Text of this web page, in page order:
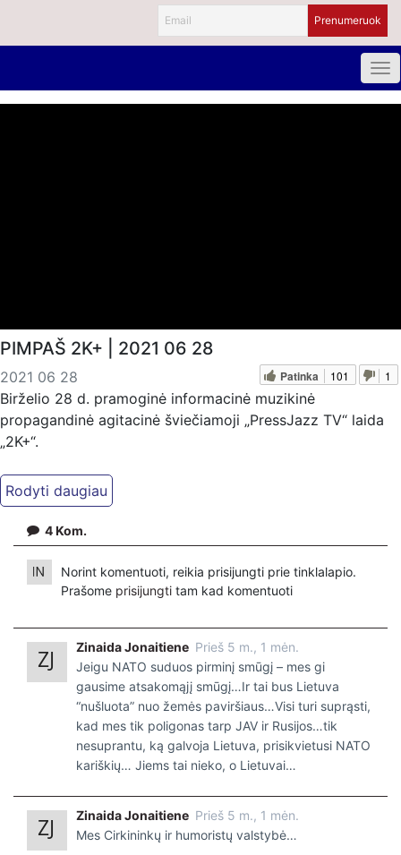
PIMPAŠ 2K+ | 2021 06 28
2021 06 28 Patinka 101 1
Birželio 28 d. pramoginė informacinė muzikinė
propagandinė agitacinė šviečiamoji „PressJazz TV“ laida
„2K+“.
4Kom.
Norint komentuoti, reikia prisijungti prie tinklalapio.
Prašome prisijungti tam kad komentuoti
Zinaida Jonaitiene Prieš 5 m., 1 mėn.
Jeigu NATO suduos pirminį smūgį – mes gi
gausime atsakomąjį smūgį…Ir tai bus Lietuva
“nušluota” nuo žemės paviršiaus…Visi turi suprąsti,
kad mes tik poligonas tarp JAV ir Rusijos…tik
nesuprantu, ką galvoja Lietuva, prisikvietusi NATO
kariškių… Jiems tai nieko, o Lietuvai…
Zinaida Jonaitiene Prieš 5 m., 1 mėn.
Mes Cirkininkų ir humoristų valstybė…